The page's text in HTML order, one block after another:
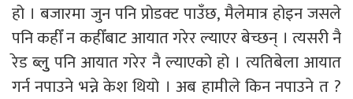
हो । बजारमा जुन पनि प्रोडक्ट पाउँछ, मैलेमात्र होइन जसले
पनि कहीँ न कहीँबाट आयात गरेर ल्याएर बेच्छन् । त्यसरी नै
रेड ब्लुु पनि आयात गरेर नै ल्याएको हो । त्यतिबेला आयात
गर्न नपाउने भन्ने केश थियो । अब हामीले किन नपाउने त ?